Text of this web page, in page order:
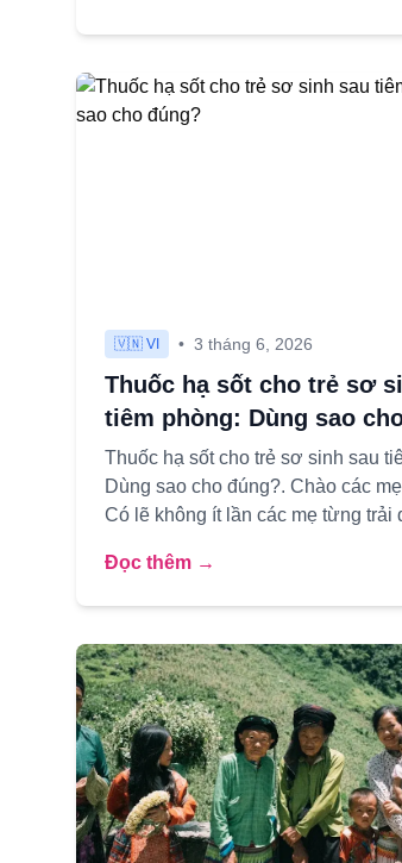
🇻🇳 VI • 3 tháng 6, 2026
Thuốc hạ sốt cho trẻ sơ
tiêm phòng: Dùng sao
Thuốc hạ sốt cho trẻ sơ sinh sau
Dùng sao cho đúng?. Chào các
Có lẽ không ít lần các mẹ từng trải
Đọc thêm →